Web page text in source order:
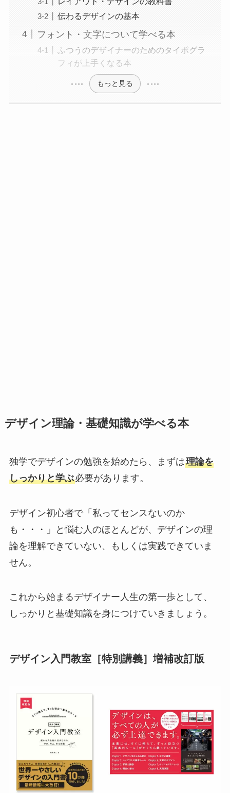
伝わるデザインの基本
フォント・文字について学べる本
ふつうのデザイナーのためのタイポグラ
フィが上手くなる本
もっと見る
デザイン理論・基礎知識が学べる本
独学でデザインの勉強を始めたら、まずは理論を
しっかりと学ぶ必要があります。
デザイン初心者で「私ってセンスないのか
も・・・」と悩む人のほとんどが、デザインの理
論を理解できていない、もしくは実践できていま
せん。
これから始まるデザイナー人生の第一歩として、
しっかりと基礎知識を身につけていきましょう。
デザイン入門教室［特別講義］増補改訂版